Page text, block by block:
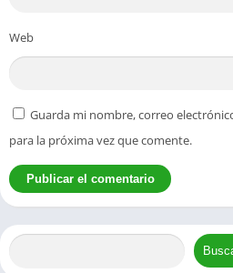
Web
Guarda mi nombre, correo
para la próxima vez que comente.